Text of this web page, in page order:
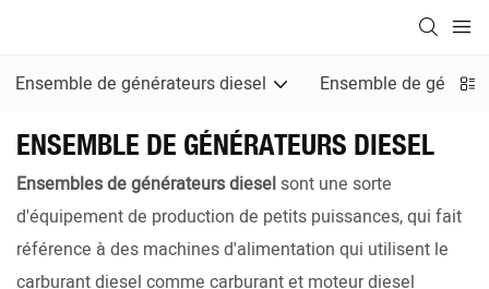
Ensemble de générateurs diesel Ensemble de
ENSEMBLE DE GÉNÉRATEURS DIESEL
Ensembles de générateurs dieselsont une sorte
d'équipement de production de petits puissances, qui fait
référence à des machines d'alimentation qui utilisent le
carburant diesel comme carburant et moteur diesel